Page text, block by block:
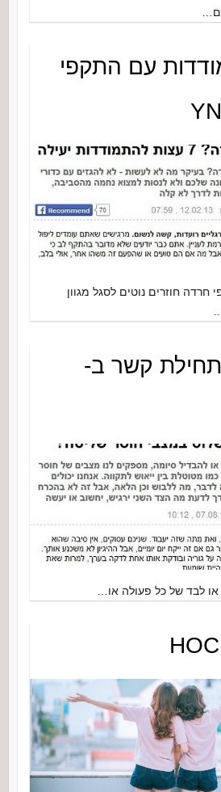
עם התקפי
חוזרים נוטים לסגל מגוון
קשר ב-
לבד של כל פעולה או…